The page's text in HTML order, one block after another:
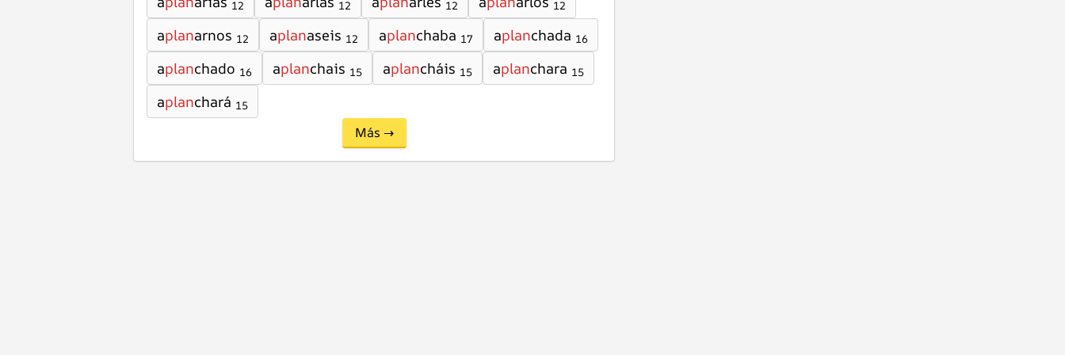
12 12 12 12
aplanarnos 12 aplanaseis 12 aplanchaba 17 aplanchada 16
aplanchado 16 aplanchais 15 aplancháis 15 aplanchara 15
aplanchará 15
Más →